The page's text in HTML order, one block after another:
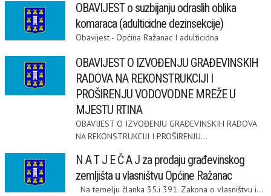
OBAVIJEST o suzbijanju odraslih oblika
komaraca (adulticidne dezinsekcije)
Obavijest - Općina Ražanac I adulticidna
OBAVIJEST O IZVOĐENJU GRAĐEVINSKIH
RADOVA NA REKONSTRUKCIJI I
PROŠIRENJU VODOVODNE MREŽE U
MJESTU RTINA
OBAVIJEST O IZVOĐENJU GRAĐEVINSKIH RADOVA
NA REKONSTRUKCIJI I PROŠIRENJU...
N A T J E Č A J za prodaju građevinskog
zemljišta u vlasništvu Općine Ražanac
Na temelju članka 35.i 391. Zakona o vlasništvu i...